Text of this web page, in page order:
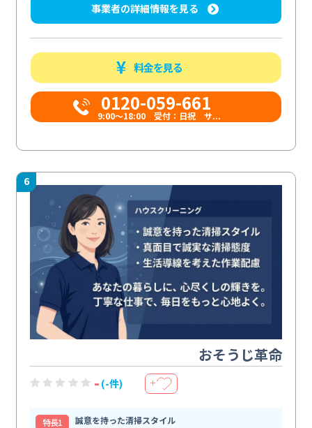
事業者の詳細情報を見る
料金を見る
0120-059-661
9:00〜18:00 受付：日祝 サ...
6
おそうじ革命
- (-件) ＋
特⻑1
誠意を持った清掃スタイル